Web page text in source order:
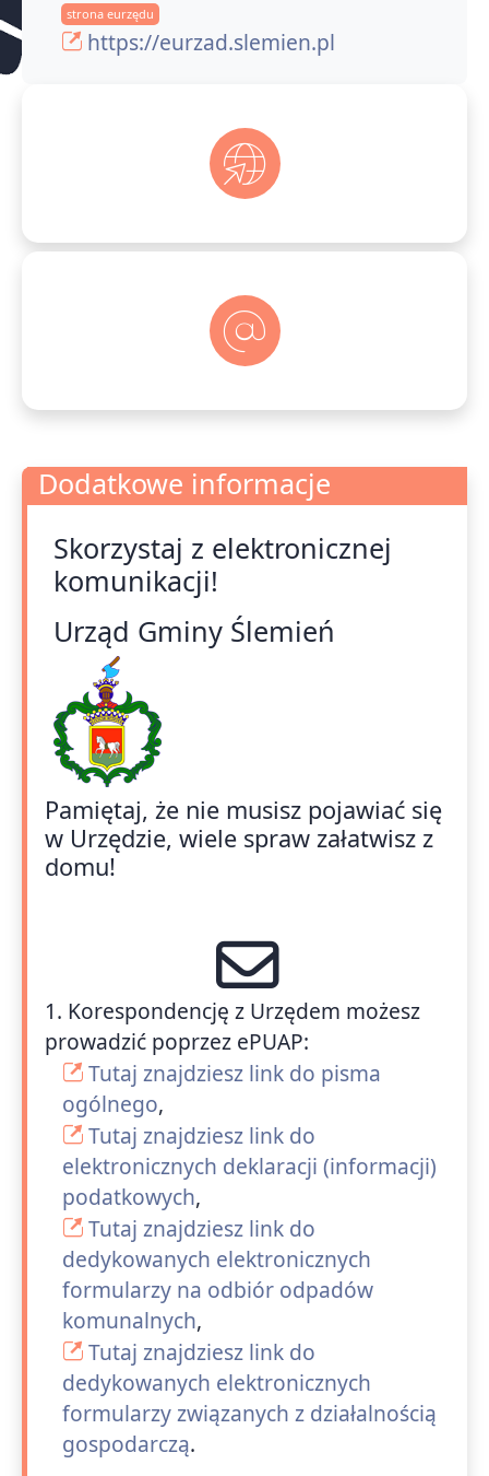
strona eurzędu
https://eurzad.slemien.pl
Dodatkowe informacje
Dodatkowe informacje
Skorzystaj z elektronicznej
komunikacji!
Urząd Gminy Ślemień
Pamiętaj, że nie musisz pojawiać się
w Urzędzie, wiele spraw załatwisz z
domu!
1. Korespondencję z Urzędem możesz
prowadzić poprzez ePUAP:
Tutaj znajdziesz link do pisma
ogólnego,
Tutaj znajdziesz link do
elektronicznych deklaracji (informacji)
podatkowych,
Tutaj znajdziesz link do
dedykowanych elektronicznych
formularzy na odbiór odpadów
komunalnych,
Tutaj znajdziesz link do
dedykowanych elektronicznych
formularzy związanych z działalnością
gospodarczą.